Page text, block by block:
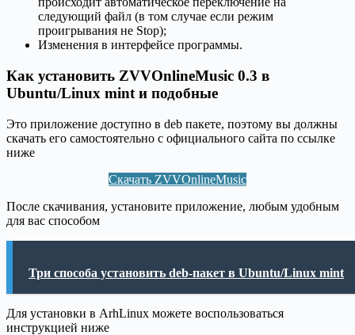
следующий файл (в том случае если режим
проигрывания не Stop);
Изменения в интерфейсе программы.
Как установить ZVVOnlineMusic 0.3 в
Ubuntu/Linux mint и подобные
Это приложение доступно в deb пакете, поэтому вы должны
скачать его самостоятельно с официального сайта по ссылке
ниже
Скачать ZVVOnlineMusic
После скачивания, установите приложение, любым удобным
для вас способом
Три способа установить deb-пакет в Ubuntu/Linux mint
Для установки в ArhLinux можете воспользоваться
инструкцией ниже